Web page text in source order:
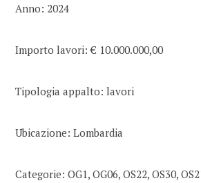
Anno: 2024
Importo lavori: € 10.000.000,00
Tipologia appalto: lavori
Ubicazione: Lombardia
Categorie: OG1, OG06, OS22, OS30,